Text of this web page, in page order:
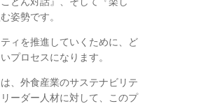
姿勢です。
ィを推進していくために、ど
プロセスになります。
、外食産業のサステナビリテ
ーダー人材に対して、このプ